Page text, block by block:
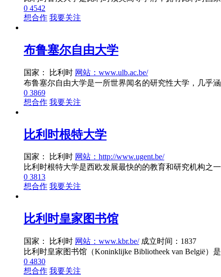
0 4542
想合作 我要关注
布鲁塞尔自由大学
国家： 比利时 网站：www.ulb.ac.be/
0 3869
想合作 我要关注
比利时根特大学
国家： 比利时 网站：http://www.ugent.be/
0 3813
想合作 我要关注
比利时皇家图书馆
国家： 比利时 网站：www.kbr.be/ 成立时间：1837
0 4830
想合作 我要关注